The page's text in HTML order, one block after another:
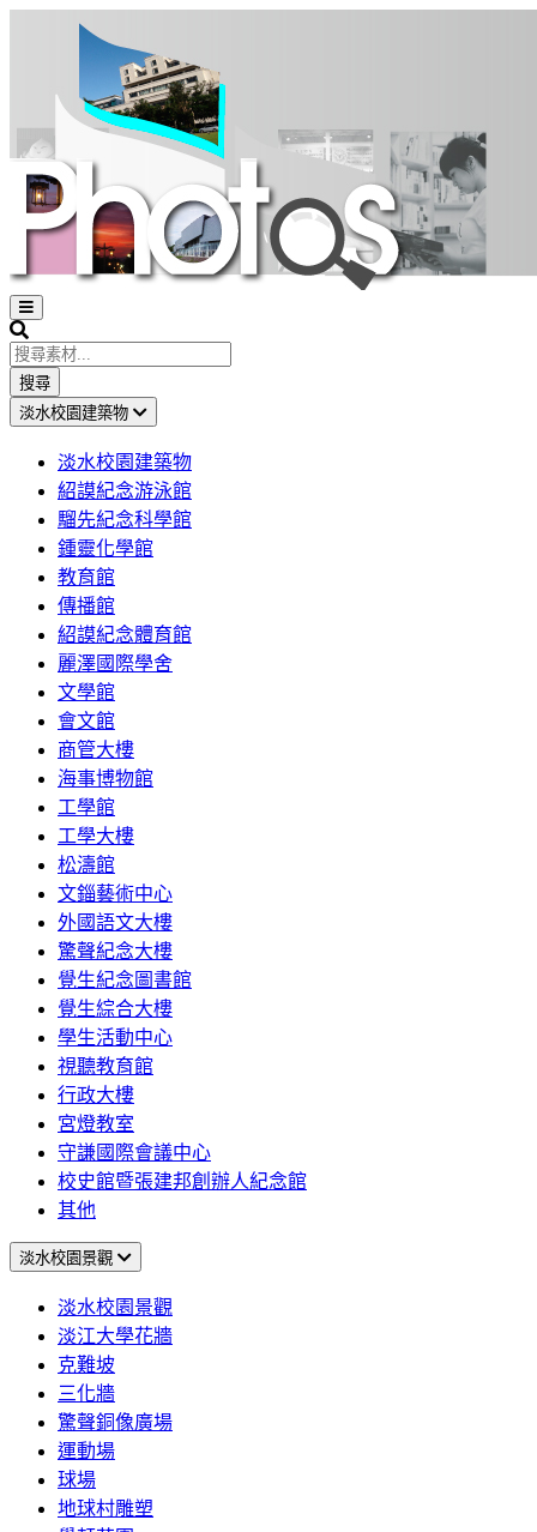
Open
sidebar
Search
搜尋
淡水校園建築物
淡水校園建築物
紹謨紀念游泳館
騮先紀念科學館
鍾靈化學館
教育館
傳播館
紹謨紀念體育館
麗澤國際學舍
文學館
會文館
商管大樓
海事博物館
工學館
工學大樓
松濤館
文錙藝術中心
外國語文大樓
驚聲紀念大樓
覺生紀念圖書館
覺生綜合大樓
學生活動中心
視聽教育館
行政大樓
宮燈教室
守謙國際會議中心
校史館暨張建邦創辦人紀念館
其他
淡水校園景觀
淡水校園景觀
淡江大學花牆
克難坡
三化牆
驚聲銅像廣場
運動場
球場
地球村雕塑